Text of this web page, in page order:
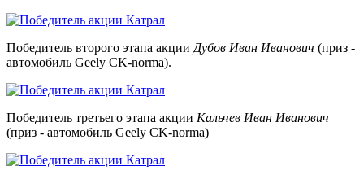
Победитель второго этапа акции Дубов Иван Иванович (приз -
автомобиль Geely CK-norma).
Победитель третьего этапа акции Кальчев Иван Иванович
(приз - автомобиль Geely CK-norma)